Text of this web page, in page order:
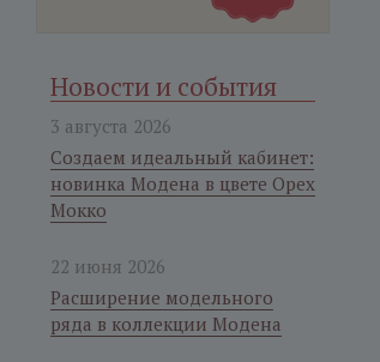
Новости и события
3 августа 2026
Создаем идеальный кабинет:
новинка Модена в цвете Орех
Мокко
22 июня 2026
Расширение модельного
ряда в коллекции Модена